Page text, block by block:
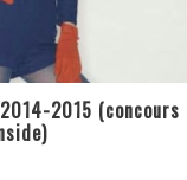
2015 (concours